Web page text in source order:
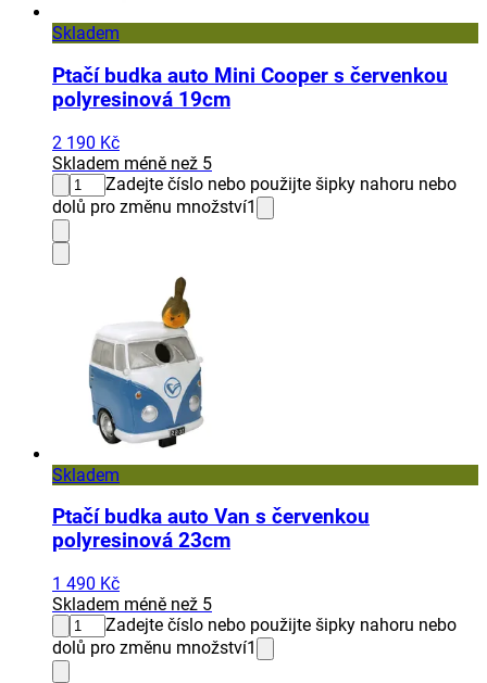
Skladem
Ptačí budka auto Mini Cooper s červenkou
polyresinová 19cm
2 190 Kč
Skladem méně než 5
Zadejte číslo nebo použijte šipky nahoru nebo
dolů pro změnu množství1
Skladem
Ptačí budka auto Van s červenkou
polyresinová 23cm
1 490 Kč
Skladem méně než 5
Zadejte číslo nebo použijte šipky nahoru nebo
dolů pro změnu množství1